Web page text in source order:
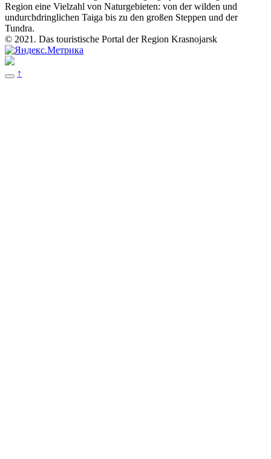
Region eine Vielzahl von Naturgebieten: von der wilden und
undurchdringlichen Taiga bis zu den großen Steppen und der
Tundra.
© 2021. Das touristische Portal der Region Krasnojarsk
↑